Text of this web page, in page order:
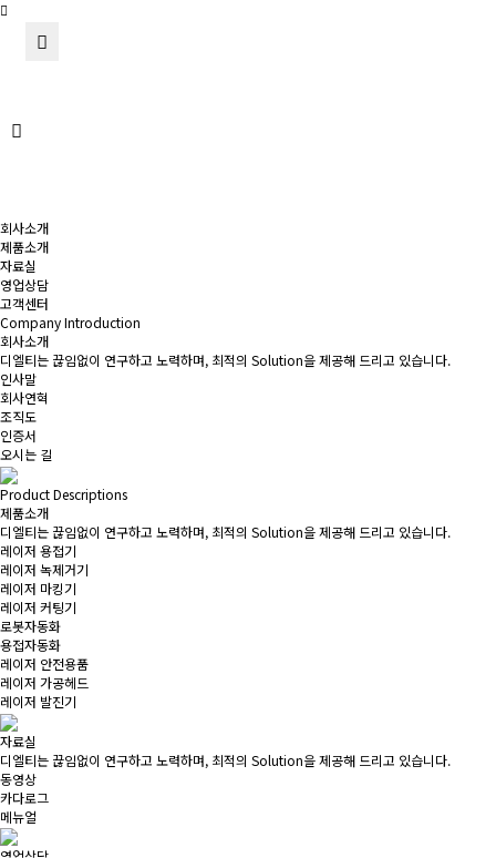
회사소개
제품소개
자료실
영업상담
고객센터
Company Introduction
회사소개
디엘티는 끊임없이 연구하고 노력하며, 최적의 Solution을 제공해 드리고 있습니다.
인사말
회사연혁
조직도
인증서
오시는 길
Product Descriptions
제품소개
디엘티는 끊임없이 연구하고 노력하며, 최적의 Solution을 제공해 드리고 있습니다.
레이저 용접기
레이저 녹제거기
레이저 마킹기
레이저 커팅기
로봇자동화
용접자동화
레이저 안전용품
레이저 가공헤드
레이저 발진기
자료실
디엘티는 끊임없이 연구하고 노력하며, 최적의 Solution을 제공해 드리고 있습니다.
동영상
카다로그
메뉴얼